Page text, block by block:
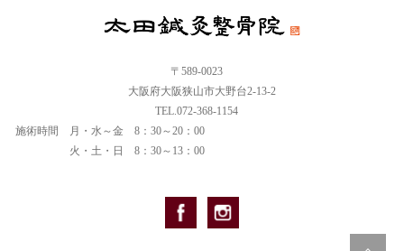
〒589-0023
大阪府大阪狭山市大野台2-13-2
TEL.072-368-1154
施術時間
月・水～金 8：30～20：00
火・土・日 8：30～13：00